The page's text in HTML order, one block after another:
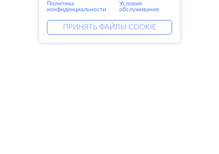
Политика
конфиденциальности
Условия
обслуживания
ПРИНЯТЬ ФАЙЛЫ COOKIE